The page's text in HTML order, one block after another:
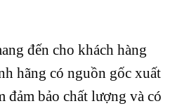
đến cho khách hàng
hãng có nguồn gốc xuất
đảm bảo chất lượng và có